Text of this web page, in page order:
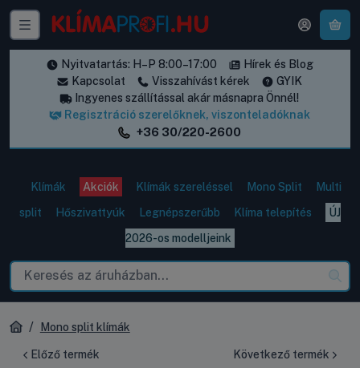
Nyitvatartás: H–P 8:00–17:00
Hírek és Blog
Kapcsolat
Visszahívást kérek
GYIK
Ingyenes szállítással akár másnapra Önnél!
Regisztráció szerelőknek, viszonteladóknak
+36 30/220-2600
Klímák Akciók Klímák szereléssel Mono Split
Multi
split
Hőszivattyúk Legnépszerűbb Klíma telepítés
ÚJ
2026-os modelljeink
Mono split klímák
Előző termék Következő termék